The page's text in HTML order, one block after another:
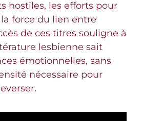
hostiles, les efforts pour
force du lien entre
de ces titres souligne à
lesbienne sait
émotionnelles, sans
nécessaire pour